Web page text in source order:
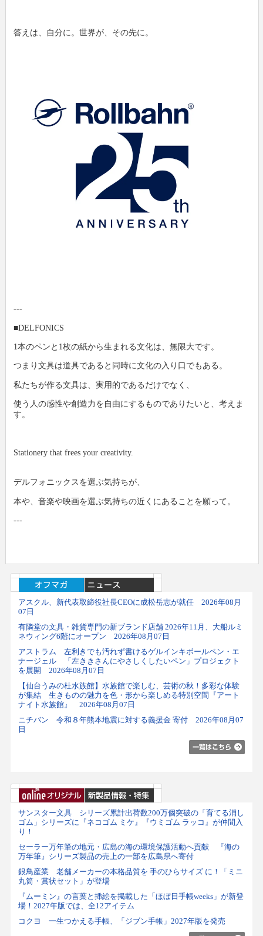
答えは、自分に。世界が、その先に。
---
■DELFONICS
1本のペンと1枚の紙から生まれる文化は、無限大です。
つまり文具は道具であると同時に文化の入り口でもある。
私たちが作る文具は、実用的であるだけでなく、
使う人の感性や創造力を自由にするものでありたいと、考えま
す。
Stationery that frees your creativity.
デルフォニックスを選ぶ気持ちが、
本や、音楽や映画を選ぶ気持ちの近くにあることを願って。
---
アスクル、新代表取締役社長CEOに成松岳志が就任 2026年08月
07日
有隣堂の文具・雑貨専門の新ブランド店舗 2026年11月、大船ルミ
ネウィング6階にオープン 2026年08月07日
アストラム 左利きでも汚れず書けるゲルインキボールペン・エ
ナージェル 「左ききさんにやさしくしたいペン」プロジェクト
を展開 2026年08月07日
【仙台うみの杜水族館】水族館で楽しむ、芸術の秋！多彩な体験
が集結 生きものの魅力を色・形から楽しめる特別空間『アート
ナイト水族館』 2026年08月07日
ニチバン 令和８年熊本地震に対する義援金 寄付 2026年08月07
日
サンスター文具 シリーズ累計出荷数200万個突破の「育てる消し
ゴム」シリーズに『ネコゴム ミケ』『ウミゴム ラッコ』が仲間入
り！
セーラー万年筆の地元・広島の海の環境保護活動へ貢献 『海の
万年筆』シリーズ製品の売上の一部を広島県へ寄付
銀鳥産業 老舗メーカーの本格品質を 手のひらサイズ に！「ミニ
丸筒・賞状セット」が登場
『ムーミン』の言葉と挿絵を掲載した「ほぼ日手帳weeks」が新登
場！2027年版では、全12アイテム
コクヨ 一生つかえる手帳、「ジブン手帳」2027年版を発売